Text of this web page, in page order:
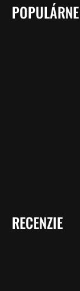
POPULÁRNE
RECENZIE